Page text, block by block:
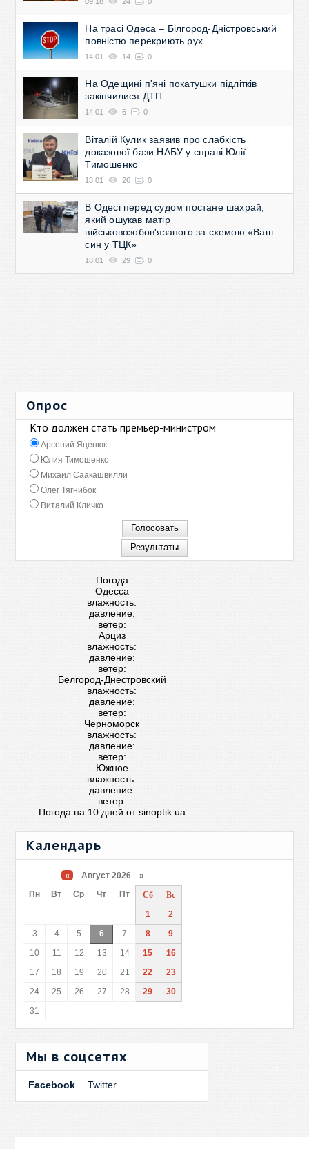
На трасі Одеса – Білгород-Дністровський
повністю перекриють рух
14:01 14 0
На Одещині п'яні покатушки підлітків
закінчилися ДТП
14:01 6 0
Віталій Кулик заявив про слабкість
доказової бази НАБУ у справі Юлії
Тимошенко
18:01 26 0
В Одесі перед судом постане шахрай,
який ошукав матір
військовозобов'язаного за схемою «Ваш
син у ТЦК»
18:01 29 0
Опрос
Кто должен стать премьер-министром
Арсений Яценюк
Юлия Тимошенко
Михаил Саакашвилли
Олег Тягнибок
Виталий Кличко
Погода
Одесса
влажность:
давление:
ветер:
Арциз
влажность:
давление:
ветер:
Белгород-Днестровский
влажность:
давление:
ветер:
Черноморск
влажность:
давление:
ветер:
Южное
влажность:
давление:
ветер:
Погода на 10 дней отsinoptik.ua
Календарь
« Август 2026 »
Пн
Вт Ср Чт Пт Сб
Вс
1
2
3
4 5 6 7 8
9
10
11 12 13 14 15
16
17
18 19 20 21 22
23
24
25 26 27 28 29
30
31
Мы в соцсетях
Facebook Twitter